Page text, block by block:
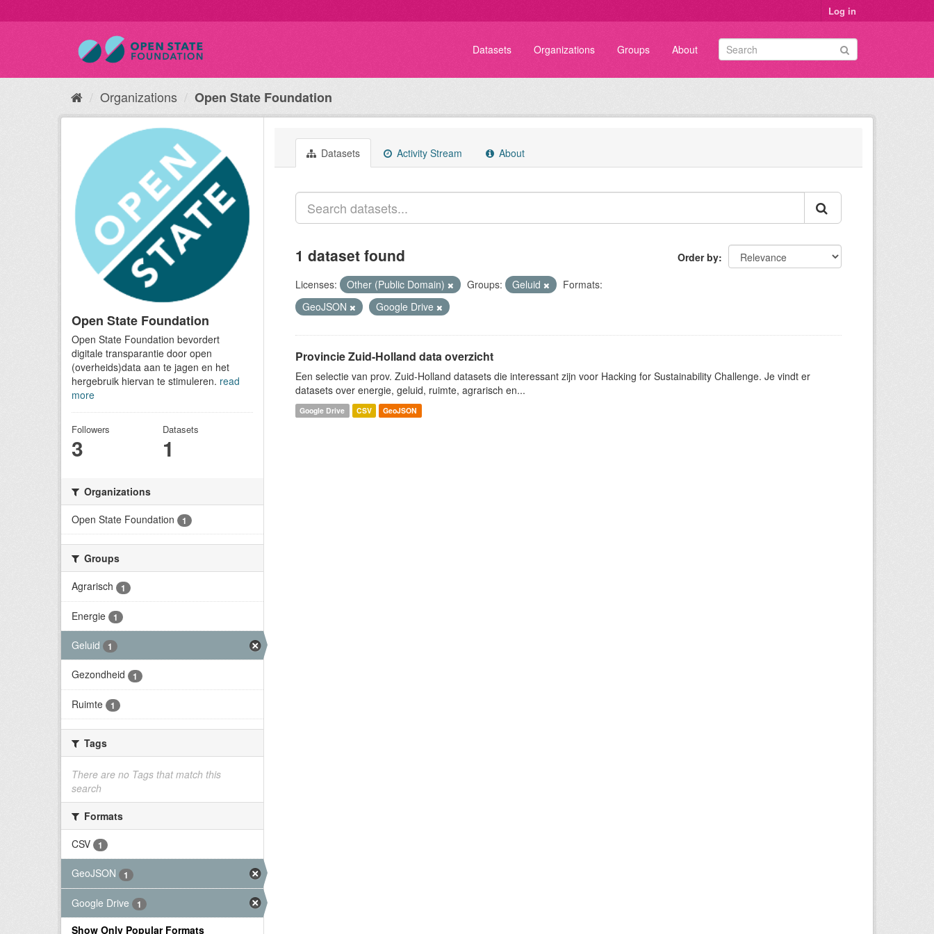
Log in
Datasets Organizations Groups About
Organizations Open State Foundation
Open State Foundation
Open State Foundation bevordert
digitale transparantie door open
(overheids)data aan te jagen en het
hergebruik hiervan te stimuleren. read
more
Followers
3
Datasets
1
Organizations
Open State Foundation
1
Groups
Agrarisch
1
Energie 1
Geluid 1
Gezondheid 1
Ruimte 1
Tags
There are no Tags that match this
search
Formats
CSV
1
GeoJSON 1
Google Drive 1
Show Only Popular Formats
Datasets Activity Stream About
Order by
1 dataset found
Licenses: Other (Public Domain) Groups: Geluid
Formats:
GeoJSON
Google Drive
Provincie Zuid-Holland data overzicht
Een selectie van prov. Zuid-Holland datasets die interessant zijn voor Hacking for Sustainability Challenge. Je vindt er
datasets over energie, geluid, ruimte, agrarisch en...
Google Drive CSV GeoJSON